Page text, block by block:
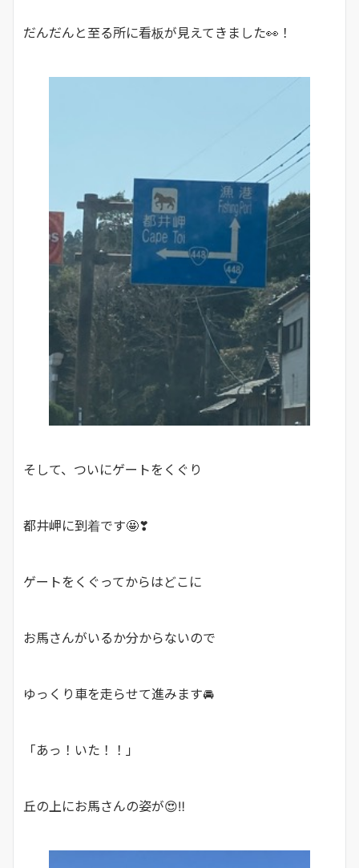
だんだんと至る所に看板が見えてきました👀！
そして、ついにゲートをくぐり
都井岬に到着です🤩❣
ゲートをくぐってからはどこに
お馬さんがいるか分からないので
ゆっくり車を走らせて進みます🚘
「あっ！いた！！」
丘の上にお馬さんの姿が😍‼